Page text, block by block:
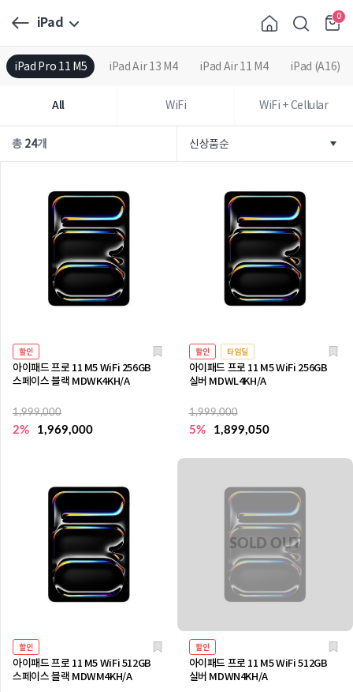
iPad 0
iPad Pro 11 M5 iPad Air 13 M4 iPad Air 11 M4 iPad (A16)
All WiFi WiFi + Cellular
총 24개
할인
아이패드 프로 11 M5 WiFi 256GB
스페이스 블랙 MDWK4KH/A
1,999,000
2% 1,969,000
할인 타임딜
아이패드 프로 11 M5 WiFi 256GB
실버 MDWL4KH/A
1,999,000
5% 1,899,050
할인
아이패드 프로 11 M5 WiFi 512GB
스페이스 블랙 MDWM4KH/A
할인
아이패드 프로 11 M5 WiFi 512GB
실버 MDWN4KH/A